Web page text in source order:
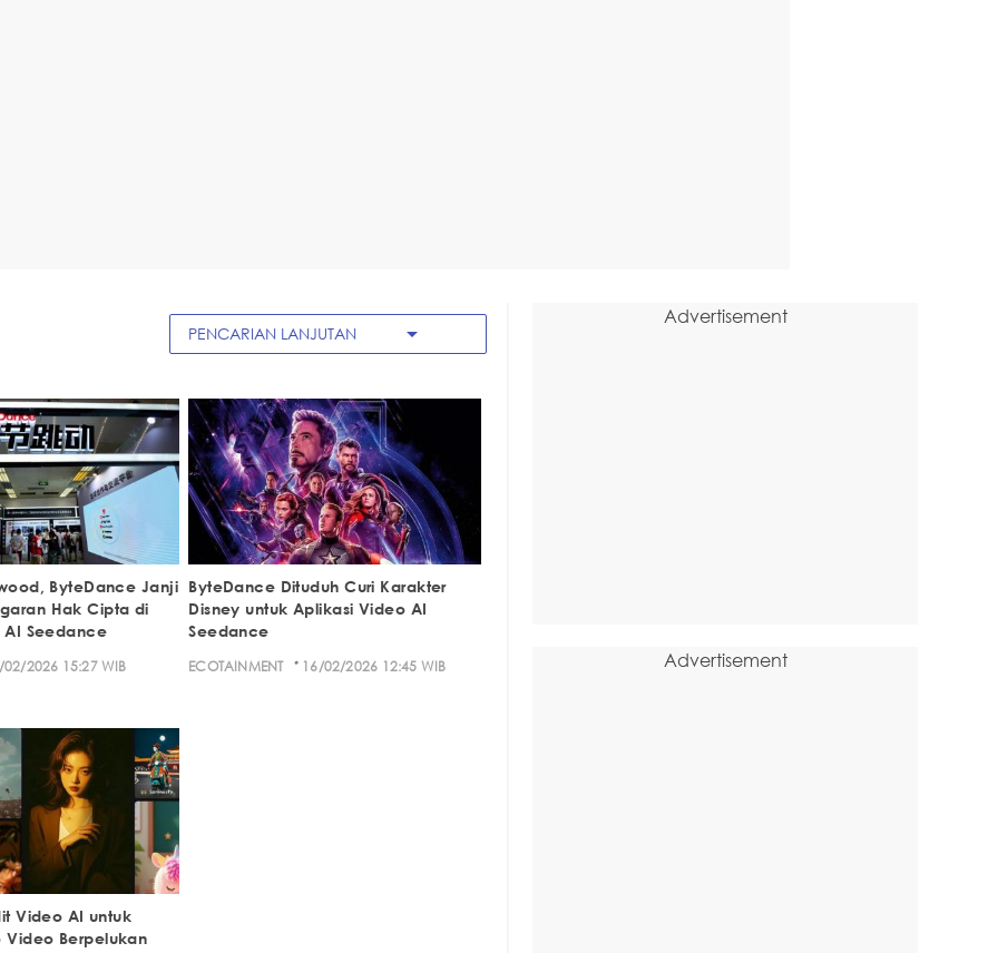
PENCARIAN LANJUTAN arrow_drop_down
ByteDance Janji
Hak Cipta di
Seedance
02/2026 15:27 WIB
ByteDance Dituduh Curi Karakter
Disney untuk Aplikasi Video AI
Seedance
ECOTAINMENT · 16/02/2026 12:45 WIB
Video AI untuk
Video Berpelukan
Advertisement
Advertisement